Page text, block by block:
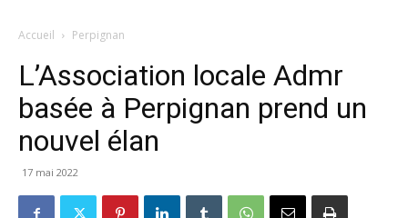
Accueil Perpignan
L’Association locale Admr
basée à Perpignan prend un
nouvel élan
17 mai 2022